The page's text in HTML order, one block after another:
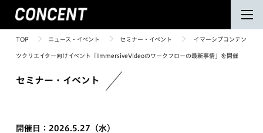
TOP ニュース・イベント セミナー・イベント イマーシブコンテン
ツクリエイター向けイベント「ImmersiveVideoのワークフローの最新事情」を開催
セミナー・イベント
開催日：2026.5.27（水）